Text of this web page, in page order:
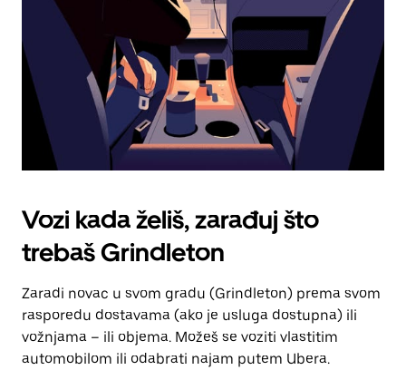
kalendara.
Vozi kada želiš, zarađuj što
trebaš Grindleton
Zaradi novac u svom gradu (Grindleton) prema svom
rasporedu dostavama (ako je usluga dostupna) ili
vožnjama – ili objema. Možeš se voziti vlastitim
automobilom ili odabrati najam putem Ubera.